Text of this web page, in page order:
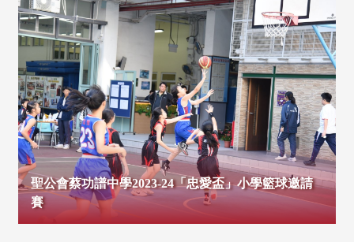
聖公會蔡功譜中學2023-24「忠愛盃」小學籃球邀請
賽